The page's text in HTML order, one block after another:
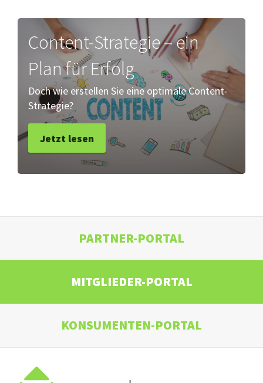
Content-Strategie – ein
Plan für Erfolg
Doch wie erstellen Sie eine optimale Content-
Strategie?
Jetzt lesen
PARTNER-PORTAL
MITGLIEDER-PORTAL
KONSUMENTEN-PORTAL